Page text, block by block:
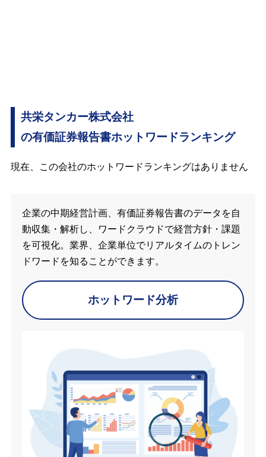
共栄タンカー株式会社
の有価証券報告書ホットワードランキング
現在、この会社のホットワードランキングはありません
企業の中期経営計画、有価証券報告書のデータを自
動収集・解析し、ワードクラウドで経営方針・課題
を可視化。業界、企業単位でリアルタイムのトレン
ドワードを知ることができます。
ホットワード分析